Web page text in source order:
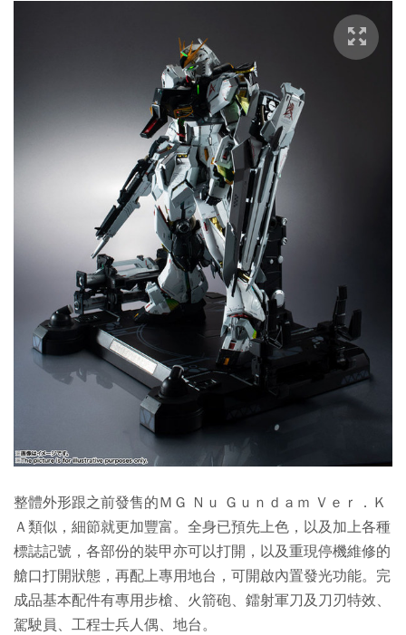
整體外形跟之前發售的ＭＧ Ｎｕ Ｇｕｎｄａｍ Ｖｅｒ．Ｋ
Ａ類似，細節就更加豐富。全身已預先上色，以及加上各種
標誌記號，各部份的裝甲亦可以打開，以及重現停機維修的
艙口打開狀態，再配上專用地台，可開啟內置發光功能。完
成品基本配件有專用步槍、火箭砲、鐳射軍刀及刀刃特效、
駕駛員、工程士兵人偶、地台。